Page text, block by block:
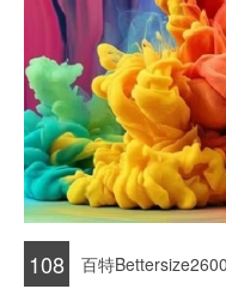
108 百特